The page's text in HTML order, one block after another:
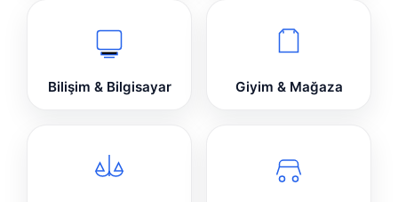
Bilişim & Bilgisayar Giyim & Mağaza